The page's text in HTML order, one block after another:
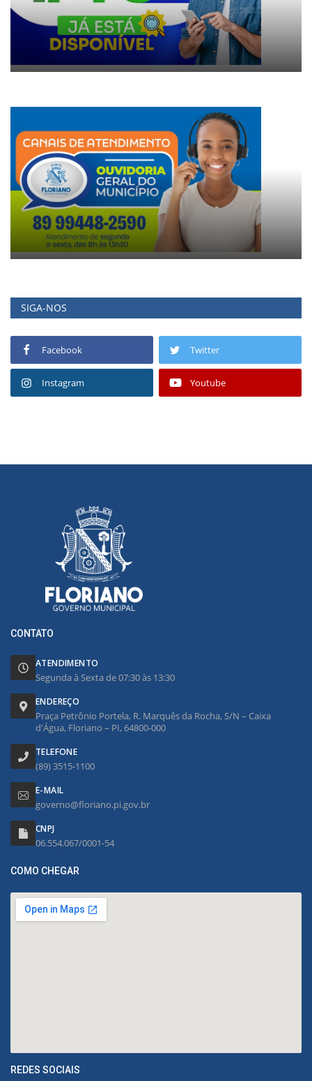
SIGA-NOS
Facebook Twitter
Instagram Youtube
CONTATO
ATENDIMENTO
Segunda à Sexta de 07:30 às 13:30
ENDEREÇO
Praça Petrônio Portela, R. Marquês da Rocha, S/N – Caixa
d'Água, Floriano – PI, 64800-000
TELEFONE
(89) 3515-1100
E-MAIL
governo@floriano.pi.gov.br
CNPJ
06.554.067/0001-54
COMO CHEGAR
REDES SOCIAIS